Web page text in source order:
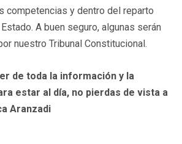
competencias y dentro del reparto
A buen seguro, algunas serán
nuestro Tribunal Constitucional.
de toda la información y la
estar al día, no pierdas de vista a
Aranzadi